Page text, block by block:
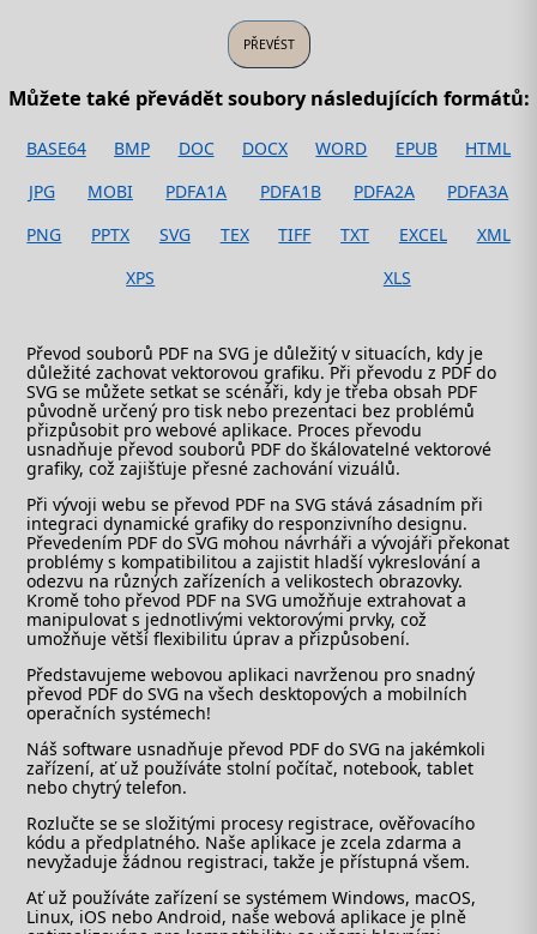
Můžete také převádět soubory následujících formátů:
BASE64 BMP DOC DOCX WORD EPUB
HTML
JPG
MOBI PDFA1A PDFA1B PDFA2A
PDFA3A
PNG
PPTX SVG TEX TIFF TXT EXCEL
XML
XPS
XLS
Převod souborů PDF na SVG je důležitý v situacích, kdy je
důležité zachovat vektorovou grafiku. Při převodu z PDF do
SVG se můžete setkat se scénáři, kdy je třeba obsah PDF
původně určený pro tisk nebo prezentaci bez problémů
přizpůsobit pro webové aplikace. Proces převodu
usnadňuje převod souborů PDF do škálovatelné vektorové
grafiky, což zajišťuje přesné zachování vizuálů.
Při vývoji webu se převod PDF na SVG stává zásadním při
integraci dynamické grafiky do responzivního designu.
Převedením PDF do SVG mohou návrháři a vývojáři překonat
problémy s kompatibilitou a zajistit hladší vykreslování a
odezvu na různých zařízeních a velikostech obrazovky.
Kromě toho převod PDF na SVG umožňuje extrahovat a
manipulovat s jednotlivými vektorovými prvky, což
umožňuje větší flexibilitu úprav a přizpůsobení.
Představujeme webovou aplikaci navrženou pro snadný
převod PDF do SVG na všech desktopových a mobilních
operačních systémech!
Náš software usnadňuje převod PDF do SVG na jakémkoli
zařízení, ať už používáte stolní počítač, notebook, tablet
nebo chytrý telefon.
Rozlučte se se složitými procesy registrace, ověřovacího
kódu a předplatného. Naše aplikace je zcela zdarma a
nevyžaduje žádnou registraci, takže je přístupná všem.
Ať už používáte zařízení se systémem Windows, macOS,
Linux, iOS nebo Android, naše webová aplikace je plně